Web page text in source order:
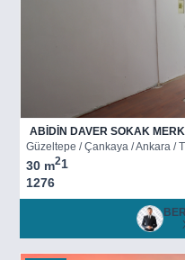
ABİDİN DAVER SOKAK
Güzeltepe / Çankaya / Ankara /
30 m21
1276